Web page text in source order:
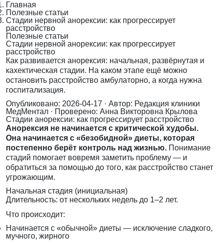
Главная
Полезные статьи
Стадии нервной анорексии: как прогрессирует
расстройство
Полезные статьи
Стадии нервной анорексии: как прогрессирует
расстройство
Как развивается анорексия: начальная, развёрнутая и
кахектическая стадии. На каком этапе ещё можно
остановить расстройство амбулаторно, а когда нужна
госпитализация.
Опубликовано: 2026-04-17 · Автор: Редакция клиники
МедМентал · Проверено: Анна Викторовна Крылова
Стадии анорексии: как прогрессирует расстройство
Анорексия не начинается с критической худобы.
Она начинается с «безобидной» диеты, которая
постепенно берёт контроль над жизнью. Понимание
стадий помогает вовремя заметить проблему — и
обратиться за помощью до того, как расстройство станет
угрожающим.
Начальная стадия (инициальная)
Длительность: от нескольких недель до 1–2 лет.
Что происходит:
Начинается с «обычной» диеты — исключение сладкого,
мучного, жирного